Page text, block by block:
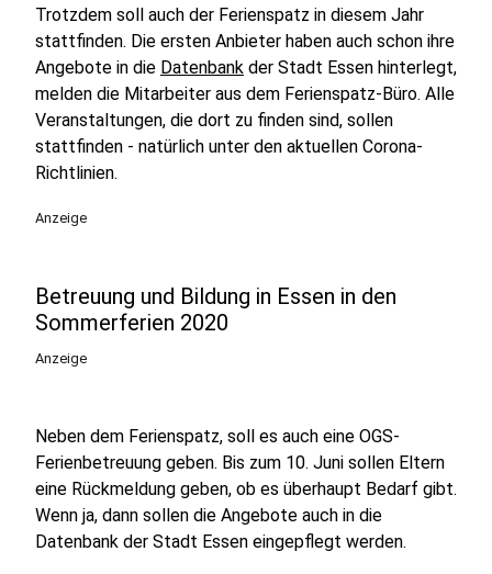
Trotzdem soll auch der Ferienspatz in diesem Jahr
stattfinden. Die ersten Anbieter haben auch schon ihre
Angebote in die Datenbank der Stadt Essen hinterlegt,
melden die Mitarbeiter aus dem Ferienspatz-Büro. Alle
Veranstaltungen, die dort zu finden sind, sollen
stattfinden - natürlich unter den aktuellen Corona-
Richtlinien.
Anzeige
Betreuung und Bildung in Essen in den
Sommerferien 2020
Anzeige
Neben dem Ferienspatz, soll es auch eine OGS-
Ferienbetreuung geben. Bis zum 10. Juni sollen Eltern
eine Rückmeldung geben, ob es überhaupt Bedarf gibt.
Wenn ja, dann sollen die Angebote auch in die
Datenbank der Stadt Essen eingepflegt werden.